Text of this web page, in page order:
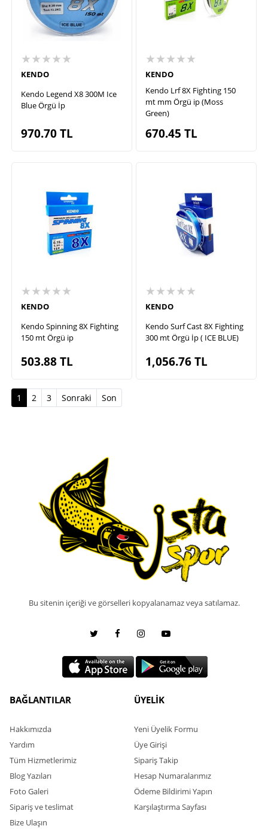
★★★★★
KENDO
Kendo Legend X8 300M Ice
Blue Örgü İp
970.70TL
★★★★★
KENDO
Kendo Lrf 8X Fighting 150
mt mm Örgü ip (Moss
Green)
670.45 TL
★★★★★
KENDO
Kendo Spinning 8X Fighting
150 mt Örgü ip
503.88TL
★★★★★
KENDO
Kendo Surf Cast 8X Fighting
300 mt Örgü İp ( ICE BLUE)
1,056.76TL
1 (current)
2 3 Sonraki Son
Bu sitenin içeriği ve görselleri kopyalanamaz veya satılamaz.
BAĞLANTILAR
Hakkımızda
Yardım
Tüm Hizmetlerimiz
Blog Yazıları
Foto Galeri
Sipariş ve teslimat
Bize Ulaşın
ÜYELİK
Yeni Üyelik Formu
Üye Girişi
Sipariş Takip
Hesap Numaralarımız
Ödeme Bildirimi Yapın
Karşılaştırma Sayfası